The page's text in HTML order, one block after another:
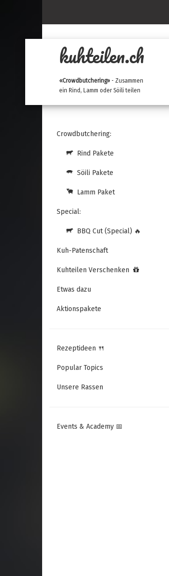
kuhteilen.ch
«Crowdbutchering» - Zusammen
ein Rind, Lamm oder Söili teilen
Crowdbutchering:
Rind Pakete
Söili Pakete
Lamm Paket
Special:
BBQ Cut (Special) 🔥
Kuh-Patenschaft
Kuhteilen Verschenken
Etwas dazu
Aktionspakete
Rezeptideen 🍴
Popular Topics
Unsere Rassen
Events & Academy 📅